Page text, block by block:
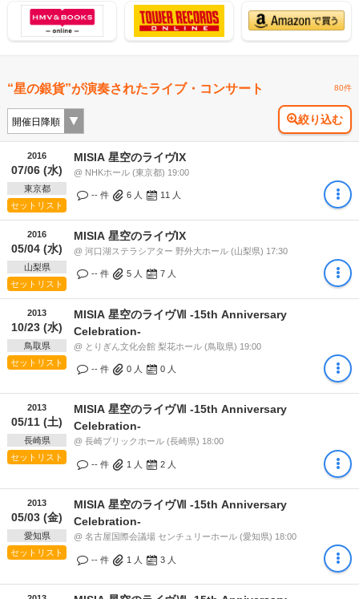
“星の銀貨”が演奏されたライブ・コンサート 80件
絞り込む
2016
07/06 (水)
東京都
セットリスト
MISIA 星空のライヴIX
@ NHKホール (東京都) 19:00
-- 件 6 人 11 人
2016
05/04 (水)
山梨県
セットリスト
MISIA 星空のライヴIX
@ 河口湖ステラシアター 野外大ホール (山梨県) 17:30
-- 件 5 人 7 人
2013
10/23 (水)
鳥取県
セットリスト
MISIA 星空のライヴⅦ -15th Anniversary
Celebration-
@ とりぎん文化会館 梨花ホール (鳥取県) 19:00
-- 件 0 人 0 人
2013
05/11 (土)
長崎県
セットリスト
MISIA 星空のライヴⅦ -15th Anniversary
Celebration-
@ 長崎ブリックホール (長崎県) 18:00
-- 件 1 人 2 人
2013
05/03 (金)
愛知県
セットリスト
MISIA 星空のライヴⅦ -15th Anniversary
Celebration-
@ 名古屋国際会議場 センチュリーホール (愛知県) 18:00
-- 件 1 人 3 人